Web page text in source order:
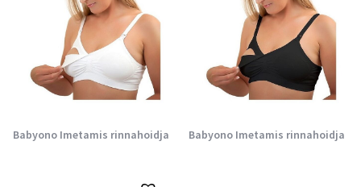
Babyono Imetamis rinnahoidja Babyono Imetamis rinnahoidja